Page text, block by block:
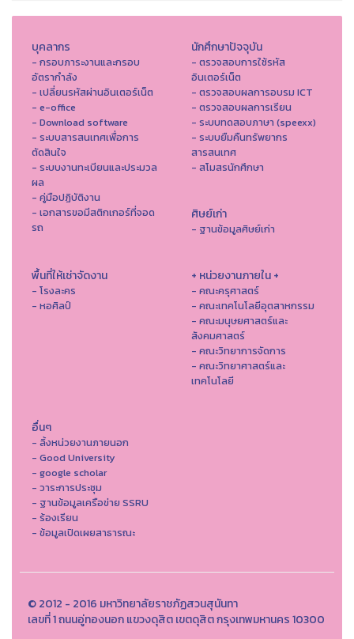
บุคลากร
- กรอบภาระงานและกรอบ
อัตรากำลัง
- เปลี่ยนรหัสผ่านอินเตอร์เน็ต
- e-office
- Download software
- ระบบสารสนเทศเพื่อการ
ตัดสินใจ
- ระบบงานทะเบียนและประมวล
ผล
- คู่มือปฏิบัติงาน
- เอกสารขอมีสติกเกอร์ที่จอด
รถ
นักศึกษาปัจจุบัน
- ตรวจสอบการใช้รหัส
อินเตอร์เน็ต
- ตรวจสอบผลการอบรม ICT
- ตรวจสอบผลการเรียน
- ระบบทดสอบภาษา (speexx)
- ระบบยืมคืนทรัพยากร
สารสนเทศ
- สโมสรนักศึกษา
ศิษย์เก่า
- ฐานข้อมูลศิษย์เก่า
พื้นที่ให้เช่าจัดงาน
- โรงละคร
- หอศิลป์
+ หน่วยงานภายใน +
- คณะครุศาสตร์
- คณะเทคโนโลยีอุตสาหกรรม
- คณะมนุษยศาสตร์และ
สังคมศาสตร์
- คณะวิทยาการจัดการ
- คณะวิทยาศาสตร์และ
เทคโนโลยี
อื่นๆ
- ลิ้งหน่วยงานภายนอก
- Good University
- google scholar
- วาระการประชุม
- ฐานข้อมูลเครือข่าย SSRU
- ร้องเรียน
- ข้อมูลเปิดเผยสาธารณะ
© 2012 - 2016 มหาวิทยาลัยราชภัฏสวนสุนันทา
เลขที่ 1 ถนนอู่ทองนอก แขวงดุสิต เขตดุสิต กรุงเทพมหานคร 10300